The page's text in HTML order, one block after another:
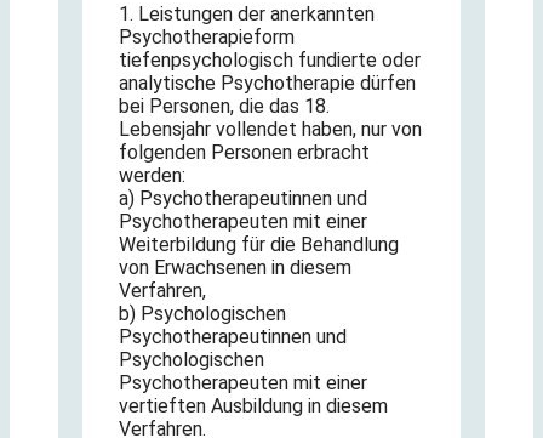
1. Leistungen der anerkannten
Psychotherapieform
tiefenpsychologisch fundierte oder
analytische Psychotherapie dürfen
bei Personen, die das 18.
Lebensjahr vollendet haben, nur von
folgenden Personen erbracht
werden:
a) Psychotherapeutinnen und
Psychotherapeuten mit einer
Weiterbildung für die Behandlung
von Erwachsenen in diesem
Verfahren,
b) Psychologischen
Psychotherapeutinnen und
Psychologischen
Psychotherapeuten mit einer
vertieften Ausbildung in diesem
Verfahren.